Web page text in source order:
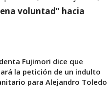
voluntad” hacia
Fujimori dice que
la petición de un indulto
para Alejandro Toledo